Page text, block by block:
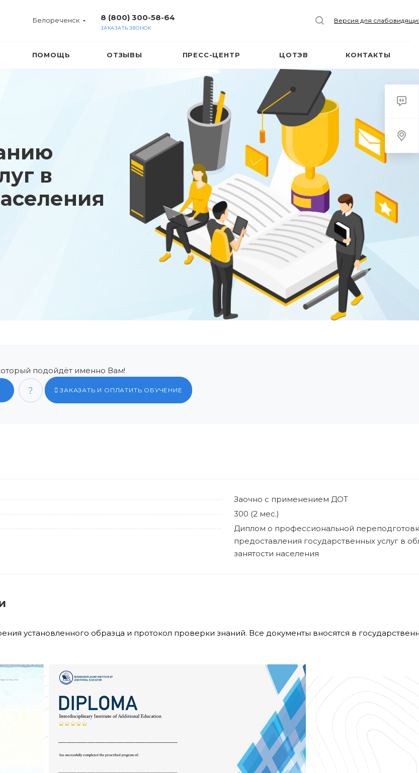
Белореченск 8 (800) 300-58-64
ЗАКАЗАТЬ ЗВОНОК
Версия для
ПОМОЩЬ ОТЗЫВЫ ПРЕСС-ЦЕНТР ЦОТЭВ КОНТАКТЫ
в
подойдёт именно Вам!
ЗАКАЗАТЬ И ОПЛАТИТЬ ОБУЧЕНИЕ
Заочно с применением ДОТ
300 (2 мес.)
Диплом о профессиональной
предоставления государственных услуг в
занятости населения
установленного образца и протокол проверки знаний. Все документы вносятся в